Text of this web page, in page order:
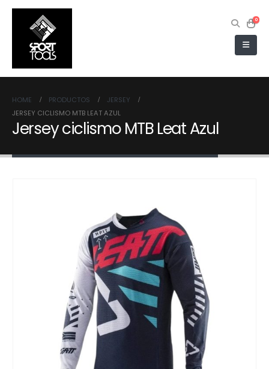
0
HOME PRODUCTOS
JERSEY
JERSEY CICLISMO MTB LEAT AZUL
Jersey ciclismo MTB Leat Azul